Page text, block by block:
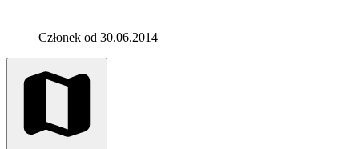
Członek od 30.06.2014